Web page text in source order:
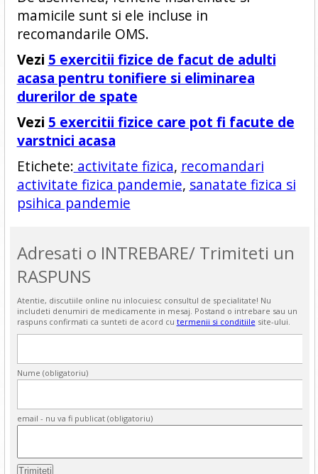
mamicile sunt si ele incluse in
recomandarile OMS.
Vezi 5 exercitii fizice de facut de adulti
acasa pentru tonifiere si eliminarea
durerilor de spate
Vezi 5 exercitii fizice care pot fi facute de
varstnici acasa
Etichete: activitate fizica, recomandari
activitate fizica pandemie, sanatate fizica si
psihica pandemie
Adresati o INTREBARE/ Trimiteti un
RASPUNS
Atentie, discutiile online nu inlocuiesc consultul de specialitate! Nu
includeti denumiri de medicamente in mesaj. Postand o intrebare sau un
raspuns confirmati ca sunteti de acord cu termenii si conditiile site-ului.
Nume (obligatoriu)
email - nu va fi publicat (obligatoriu)